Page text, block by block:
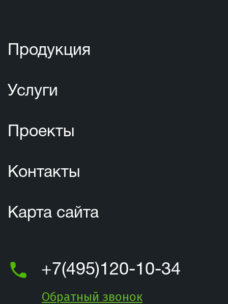
Продукция
Услуги
Проекты
Контакты
Карта сайта
+7(495)120-10-34
Обратный звонок